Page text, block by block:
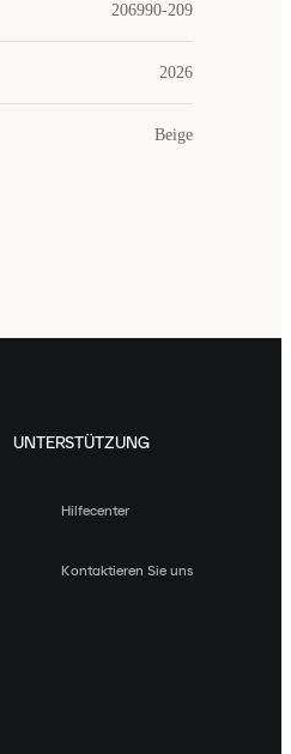
206990-209
2026
Beige
UNTERSTÜTZUNG
Hilfecenter
Kontaktieren Sie uns